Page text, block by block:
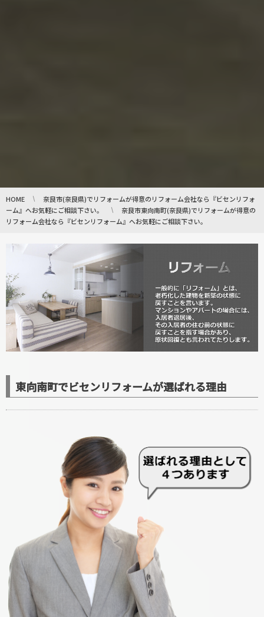
HOME
奈良市(奈良県)でリフォームが得意のリフォーム会社なら『ビセンリフォ
ーム』へお気軽にご相談下さい。
奈良市東向南町(奈良県)でリフォームが得意の
リフォーム会社なら『ビセンリフォーム』へお気軽にご相談下さい。
東向南町でビセンリフォームが選ばれる理由